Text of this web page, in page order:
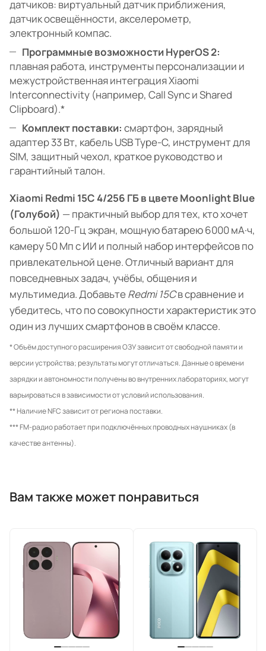
датчиков: виртуальный датчик приближения,
датчик освещённости, акселерометр,
электронный компас.
Программные возможности HyperOS 2:
плавная работа, инструменты персонализации и
межустройственная интеграция Xiaomi
Interconnectivity (например, Call Sync и Shared
Clipboard).*
Комплект поставки: смартфон, зарядный
адаптер 33 Вт, кабель USB Type-C, инструмент для
SIM, защитный чехол, краткое руководство и
гарантийный талон.
Xiaomi Redmi 15C 4/256 ГБ в цвете Moonlight Blue
(Голубой) — практичный выбор для тех, кто хочет
большой 120-Гц экран, мощную батарею 6000 мА·ч,
камеру 50 Мп с ИИ и полный набор интерфейсов по
привлекательной цене. Отличный вариант для
повседневных задач, учёбы, общения и
мультимедиа. ДобавьтеRedmi 15Cв сравнение и
убедитесь, что по совокупности характеристик это
один из лучших смартфонов в своём классе.
* Объём доступного расширения ОЗУ зависит от свободной памяти и
версии устройства; результаты могут отличаться. Данные о времени
зарядки и автономности получены во внутренних лабораториях, могут
варьироваться в зависимости от условий использования.
** Наличие NFC зависит от региона поставки.
*** FM-радио работает при подключённых проводных наушниках (в
качестве антенны).
Вам также может понравиться